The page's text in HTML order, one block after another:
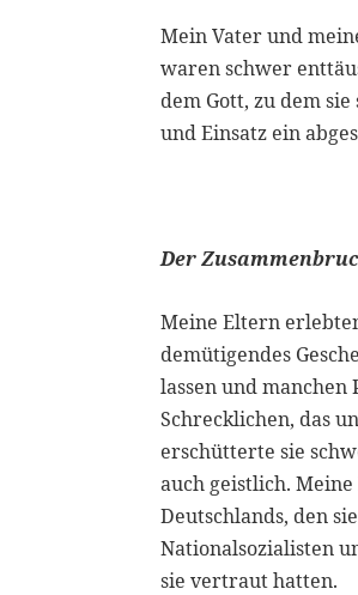
Mein Vater und
waren schwer
dem Gott, zu dem
und Einsatz ein
Der
Meine Eltern
demütigendes
lassen und
Schrecklichen, das
erschütterte sie
auch geistlich.
Deutschlands, den
Nationalsozialisten
sie vertraut hatten.